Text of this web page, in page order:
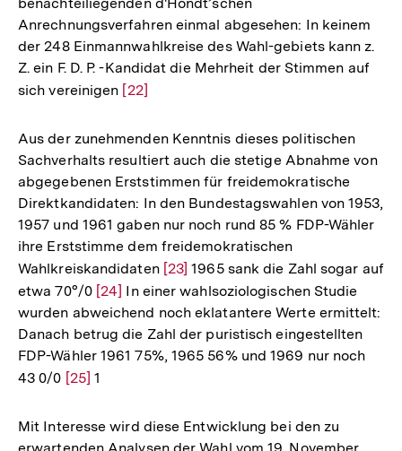
Anrechnungsverfahren einmal abgesehen: In keinem
der 248 Einmannwahlkreise des Wahl-gebiets kann z.
Z. ein F. D. P. -Kandidat die Mehrheit der Stimmen auf
sich vereinigen Zur
der
Fußnote
[22]
Aus der zunehmenden Kenntnis dieses politischen
Sachverhalts resultiert auch die stetige Abnahme von
abgegebenen Erststimmen für freidemokratische
Direktkandidaten: In den Bundestagswahlen von 1953,
1957 und 1961 gaben nur noch rund 85 % FDP-Wähler
ihre Erststimme dem freidemokratischen
Wahlkreiskandidaten Zur
Auflösung
der
Fußnote
[23] 1965 sank die Zahl sogar auf
etwa 70°/0 Zur
Auflösung
der
Fußnote
[24] In einer wahlsoziologischen Studie
wurden abweichend noch eklatantere Werte ermittelt:
Danach betrug die Zahl der puristisch eingestellten
FDP-Wähler 1961 75%, 1965 56% und 1969 nur noch
43 0/0 Zur
der
Fußnote
[25] 1
Mit Interesse wird diese Entwicklung bei den zu